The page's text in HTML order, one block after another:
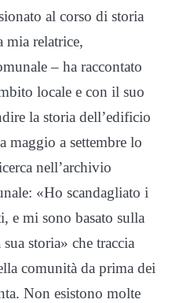
al corso di storia
mia relatrice,
– ha raccontato
locale e con il suo
la storia dell’edificio
maggio a settembre lo
nell’archivio
«Ho scandagliato i
e mi sono basato sulla
storia» che traccia
comunità da prima dei
Non esistono molte